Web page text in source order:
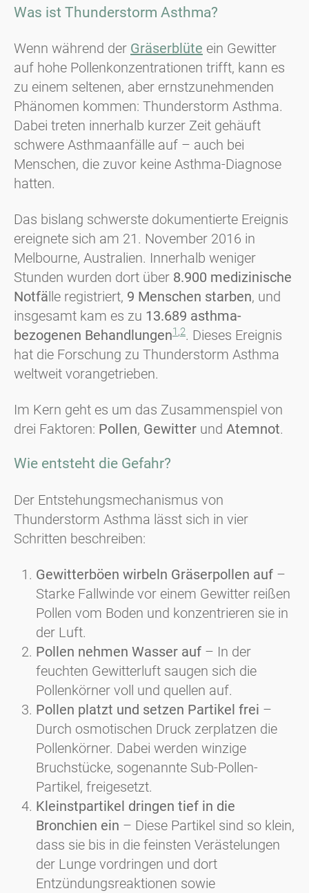
Was ist Thunderstorm Asthma?
Wenn während der Gräserblüte ein Gewitter
auf hohe Pollenkonzentrationen trifft, kann es
zu einem seltenen, aber ernstzunehmenden
Phänomen kommen: Thunderstorm Asthma.
Dabei treten innerhalb kurzer Zeit gehäuft
schwere Asthmaanfälle auf – auch bei
Menschen, die zuvor keine Asthma-Diagnose
hatten.
Das bislang schwerste dokumentierte Ereignis
ereignete sich am 21. November 2016 in
Melbourne, Australien. Innerhalb weniger
Stunden wurden dort über 8.900 medizinische
Notfä lle registriert, 9 Menschen starben, und
insgesamt kam es zu 13.689 asthma-
bezogenen Behandlungen1 ,2. Dieses Ereignis
hat die Forschung zu Thunderstorm Asthma
weltweit vorangetrieben.
Im Kern geht es um das Zusammenspiel von
drei Faktoren: Pollen, Gewitter und Atemnot.
Wie entsteht die Gefahr?
Der Entstehungsmechanismus von
Thunderstorm Asthma lässt sich in vier
Schritten beschreiben:
Gewitterböen wirbeln Gräserpollen auf –
Starke Fallwinde vor einem Gewitter reißen
Pollen vom Boden und konzentrieren sie in
der Luft.
Pollen nehmen Wasser auf – In der
feuchten Gewitterluft saugen sich die
Pollenkörner voll und quellen auf.
Pollen platzt und setzen Partikel frei –
Durch osmotischen Druck zerplatzen die
Pollenkörner. Dabei werden winzige
Bruchstücke, sogenannte Sub-Pollen-
Partikel, freigesetzt.
Kleinstpartikel dringen tief in die
Bronchien ein – Diese Partikel sind so klein,
dass sie bis in die feinsten Verästelungen
der Lunge vordringen und dort
Entzündungsreaktionen sowie